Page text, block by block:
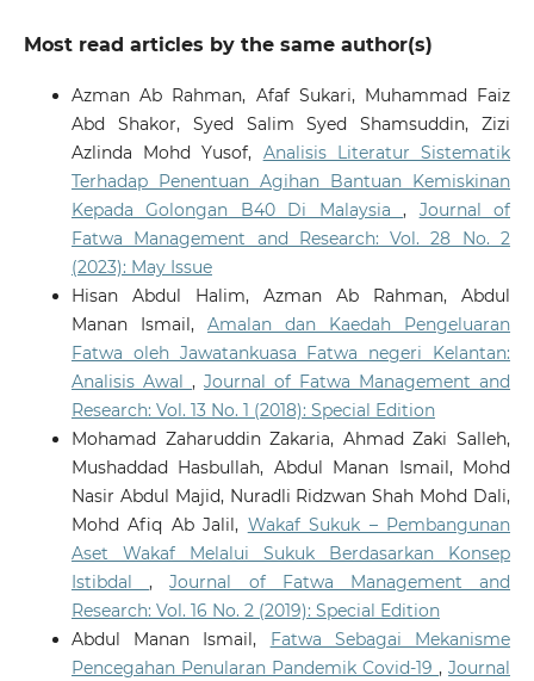
Most read articles by the same author(s)
Azman Ab Rahman, Afaf Sukari, Muhammad Faiz
Abd Shakor, Syed Salim Syed Shamsuddin, Zizi
Azlinda Mohd Yusof, Analisis Literatur Sistematik
Terhadap Penentuan Agihan Bantuan Kemiskinan
Kepada Golongan B40 Di Malaysia, Journal of
Fatwa Management and Research: Vol. 28 No. 2
(2023): May Issue
Hisan Abdul Halim, Azman Ab Rahman, Abdul
Manan Ismail, Amalan dan Kaedah Pengeluaran
Fatwa oleh Jawatankuasa Fatwa negeri Kelantan:
Analisis Awal ,Journal of Fatwa Management and
Research: Vol. 13 No. 1 (2018): Special Edition
Mohamad Zaharuddin Zakaria, Ahmad Zaki Salleh,
Mushaddad Hasbullah, Abdul Manan Ismail, Mohd
Nasir Abdul Majid, Nuradli Ridzwan Shah Mohd Dali,
Mohd Afiq Ab Jalil, Wakaf Sukuk – Pembangunan
Aset Wakaf Melalui Sukuk Berdasarkan Konsep
Istibdal,Journal of Fatwa Management and
Research: Vol. 16 No. 2 (2019): Special Edition
Abdul Manan Ismail, Fatwa Sebagai Mekanisme
Pencegahan Penularan Pandemik Covid-19,Journal